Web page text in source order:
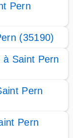
Pern
(35190)
Saint Pern
Pern
Pern